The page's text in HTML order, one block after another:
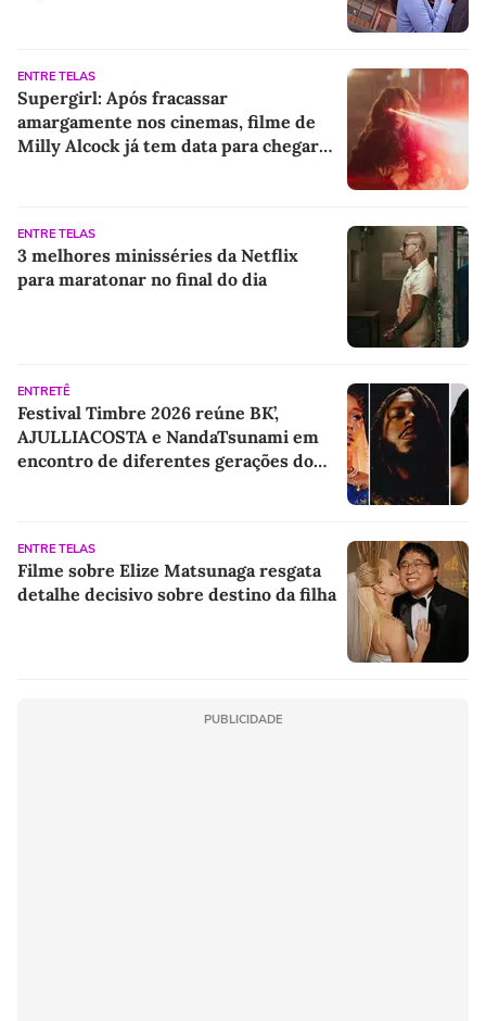
ENTRE TELAS
Supergirl: Após fracassar
amargamente nos cinemas, filme de
Milly Alcock já tem data para chegar
ENTRE TELAS
3 melhores minisséries da Netflix
para maratonar no final do dia
ENTRETÊ
Festival Timbre 2026 reúne BK’,
AJULLIACOSTA e NandaTsunami em
encontro de diferentes gerações do
ENTRE TELAS
Filme sobre Elize Matsunaga resgata
detalhe decisivo sobre destino da filha
PUBLICIDADE